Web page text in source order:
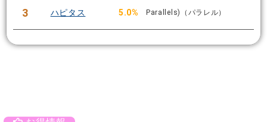
3 ハピタス 5.0% Parallels)（パラレル）